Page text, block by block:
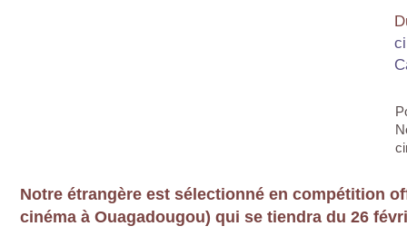
Notre étrangère est sélectionné en compétition
cinéma à Ouagadougou) qui se tiendra du 26